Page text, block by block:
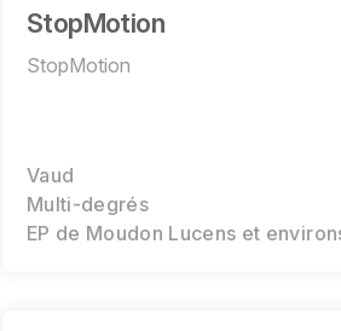
StopMotion
StopMotion
Vaud
Multi-degrés
EP de Moudon Lucens et